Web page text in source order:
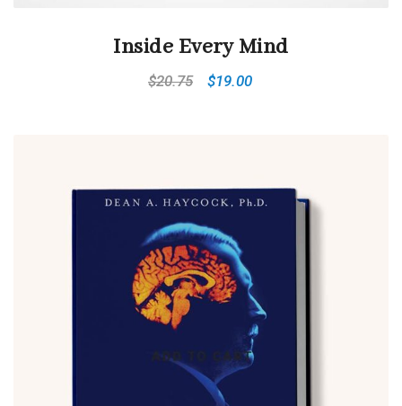
Inside Every Mind
$20.75 $19.00